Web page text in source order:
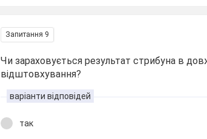
Запитання 9
Чи зараховується результат стрибуна в
відштовхування?
варіанти відповідей
так